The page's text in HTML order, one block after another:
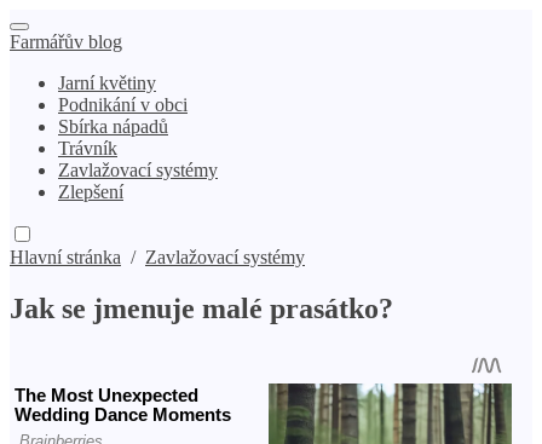
Farmářův blog
Jarní květiny
Podnikání v obci
Sbírka nápadů
Trávník
Zavlažovací systémy
Zlepšení
Hlavní stránka / Zavlažovací systémy
Jak se jmenuje malé prasátko?